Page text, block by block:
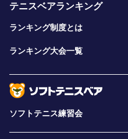
テニスベアランキング
ランキング制度とは
ランキング大会一覧
ソフトテニス練習会